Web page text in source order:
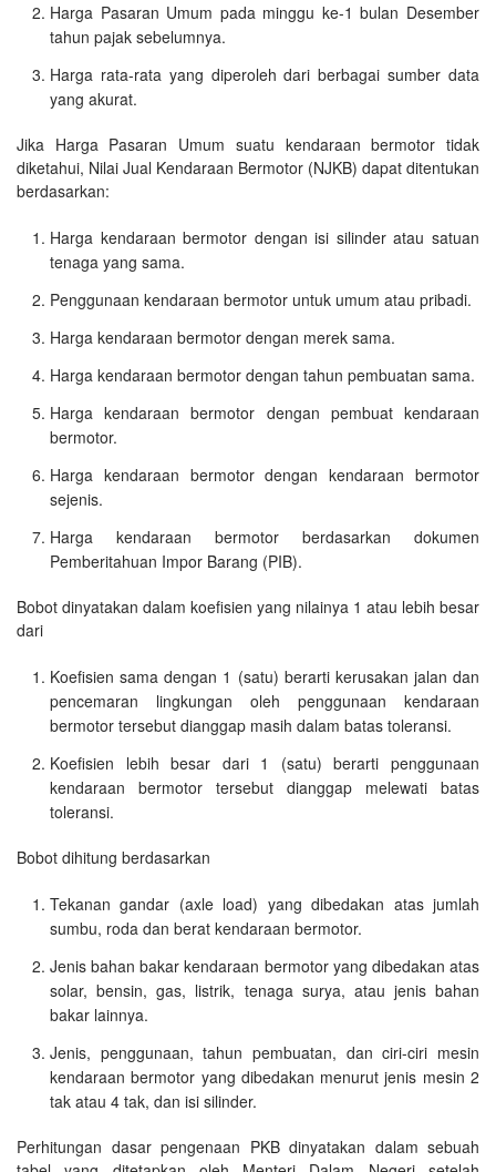
Harga Pasaran Umum pada minggu ke-1 bulan Desember
tahun pajak sebelumnya.
Harga rata-rata yang diperoleh dari berbagai sumber data
yang akurat.
Jika Harga Pasaran Umum suatu kendaraan bermotor tidak
diketahui, Nilai Jual Kendaraan Bermotor (NJKB) dapat ditentukan
berdasarkan:
Harga kendaraan bermotor dengan isi silinder atau satuan
tenaga yang sama.
Penggunaan kendaraan bermotor untuk umum atau pribadi.
Harga kendaraan bermotor dengan merek sama.
Harga kendaraan bermotor dengan tahun pembuatan sama.
Harga kendaraan bermotor dengan pembuat kendaraan
bermotor.
Harga kendaraan bermotor dengan kendaraan bermotor
sejenis.
Harga kendaraan bermotor berdasarkan dokumen
Pemberitahuan Impor Barang (PIB).
Bobot dinyatakan dalam koefisien yang nilainya 1 atau lebih besar
dari
Koefisien sama dengan 1 (satu) berarti kerusakan jalan dan
pencemaran lingkungan oleh penggunaan kendaraan
bermotor tersebut dianggap masih dalam batas toleransi.
Koefisien lebih besar dari 1 (satu) berarti penggunaan
kendaraan bermotor tersebut dianggap melewati batas
toleransi.
Bobot dihitung berdasarkan
Tekanan gandar (axle load) yang dibedakan atas jumlah
sumbu, roda dan berat kendaraan bermotor.
Jenis bahan bakar kendaraan bermotor yang dibedakan atas
solar, bensin, gas, listrik, tenaga surya, atau jenis bahan
bakar lainnya.
Jenis, penggunaan, tahun pembuatan, dan ciri-ciri mesin
kendaraan bermotor yang dibedakan menurut jenis mesin 2
tak atau 4 tak, dan isi silinder.
Perhitungan dasar pengenaan PKB dinyatakan dalam sebuah